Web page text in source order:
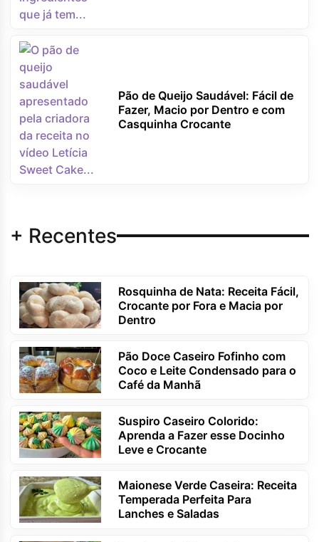
Pão de Queijo Saudável: Fácil de
Fazer, Macio por Dentro e com
Casquinha Crocante
+ Recentes
Rosquinha de Nata: Receita Fácil,
Crocante por Fora e Macia por
Dentro
Pão Doce Caseiro Fofinho com
Coco e Leite Condensado para o
Café da Manhã
Suspiro Caseiro Colorido:
Aprenda a Fazer esse Docinho
Leve e Crocante
Maionese Verde Caseira: Receita
Temperada Perfeita Para
Lanches e Saladas